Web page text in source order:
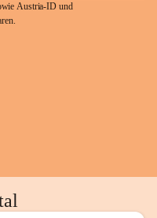
Austria-ID und